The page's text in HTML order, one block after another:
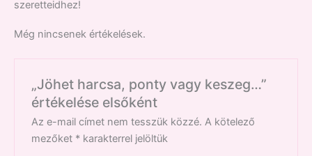
szeretteidhez!
Még nincsenek értékelések.
„Jöhet harcsa, ponty vagy keszeg…”
értékelése elsőként
Az e-mail címet nem tesszük közzé. A kötelező
mezőket * karakterrel jelöltük